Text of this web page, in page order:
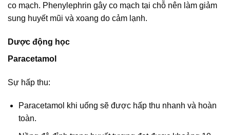
co mạch. Phenylephrin gây co mạch tại chỗ nên làm giảm
sung huyết mũi và xoang do cảm lạnh.
Dược động học
Paracetamol
Sự hấp thu:
Paracetamol khi uống sẽ được hấp thu nhanh và hoàn
toàn.